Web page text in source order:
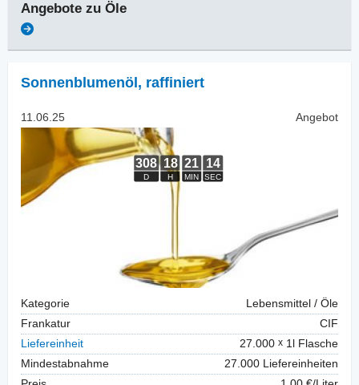
Angebote zu Öle
Sonnenblumenöl , raffiniert
11.06.25 Angebot
Kategorie
Lebensmittel / Öle
Frankatur
CIF
Liefereinheit
27.000
1l Flasche
Mindestabnahme
27.000 Liefereinheiten